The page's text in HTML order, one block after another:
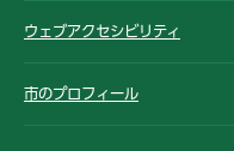
ウェブアクセシビリティ
市のプロフィール